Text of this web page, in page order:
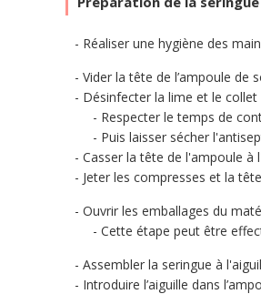
Réaliser une hygiène des
Vider la tête de l’ampoule
Désinfecter la lime et le collet
Respecter le temps de
Puis laisser sécher
Casser la tête de l'ampoule
Jeter les compresses et la
Ouvrir les emballages du
Cette étape peut être
Assembler la seringue à
Introduire l’aiguille dans